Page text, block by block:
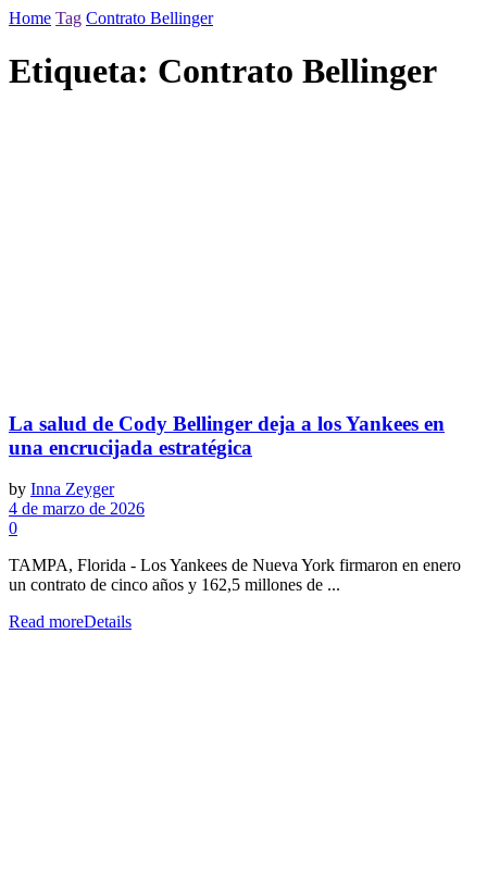
Home Tag Contrato Bellinger
Etiqueta: Contrato Bellinger
La salud de Cody Bellinger deja a los Yankees en
una encrucijada estratégica
by Inna Zeyger
4 de marzo de 2026
0
TAMPA, Florida - Los Yankees de Nueva York firmaron en enero
un contrato de cinco años y 162,5 millones de ...
Read moreDetails